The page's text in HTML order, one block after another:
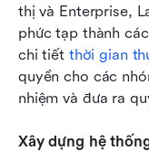
thị và Enterprise,
phức tạp thành
chi tiết thời gian
quyền cho các
nhiệm và đưa ra
Xây dựng hệ